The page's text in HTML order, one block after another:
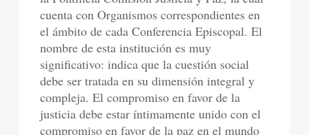
cuenta con Organismos correspondientes en
el ámbito de cada Conferencia Episcopal. El
nombre de esta institución es muy
significativo: indica que la cuestión social
debe ser tratada en su dimensión integral y
compleja. El compromiso en favor de la
justicia debe estar íntimamente unido con el
compromiso en favor de la paz en el mundo